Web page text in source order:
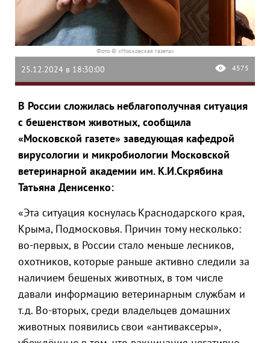
Фото © «Московская газета»
25.12.2024 в 18:30:00 4575
В России сложилась неблагополучная ситуация
с бешенством животных, сообщила
«Московской газете» заведующая кафедрой
вирусологии и микробиологии Московской
ветеринарной академии им. К.И.Скрябина
Татьяна Денисенко:
«Эта ситуация коснулась Краснодарского края,
Крыма, Подмосковья. Причин тому несколько:
во-первых, в России стало меньше лесников,
охотников, которые раньше активно следили за
наличием бешеных животных, в том числе
давали информацию ветеринарным службам и
т.д. Во-вторых, среди владельцев домашних
животных появились свои «антиваксеры»,